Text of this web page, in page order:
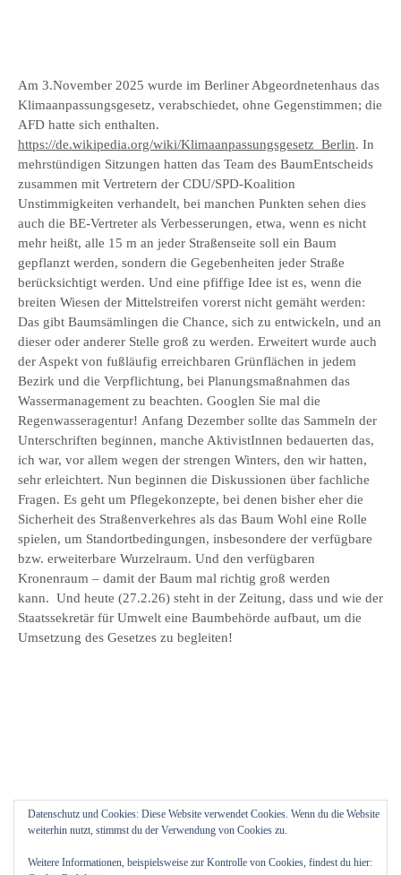
Am 3.November 2025 wurde im Berliner Abgeordnetenhaus das
Klimaanpassungsgesetz, verabschiedet, ohne Gegenstimmen; die
AFD hatte sich enthalten.
https://de.wikipedia.org/wiki/Klimaanpassungsgesetz_Berlin. In
mehrstündigen Sitzungen hatten das Team des BaumEntscheids
zusammen mit Vertretern der CDU/SPD-Koalition
Unstimmigkeiten verhandelt, bei manchen Punkten sehen dies
auch die BE-Vertreter als Verbesserungen, etwa, wenn es nicht
mehr heißt, alle 15 m an jeder Straßenseite soll ein Baum
gepflanzt werden, sondern die Gegebenheiten jeder Straße
berücksichtigt werden. Und eine pfiffige Idee ist es, wenn die
breiten Wiesen der Mittelstreifen vorerst nicht gemäht werden:
Das gibt Baumsämlingen die Chance, sich zu entwickeln, und an
dieser oder anderer Stelle groß zu werden. Erweitert wurde auch
der Aspekt von fußläufig erreichbaren Grünflächen in jedem
Bezirk und die Verpflichtung, bei Planungsmaßnahmen das
Wassermanagement zu beachten. Googlen Sie mal die
Regenwasseragentur! Anfang Dezember sollte das Sammeln der
Unterschriften beginnen, manche AktivistInnen bedauerten das,
ich war, vor allem wegen der strengen Winters, den wir hatten,
sehr erleichtert. Nun beginnen die Diskussionen über fachliche
Fragen. Es geht um Pflegekonzepte, bei denen bisher eher die
Sicherheit des Straßenverkehres als das Baum Wohl eine Rolle
spielen, um Standortbedingungen, insbesondere der verfügbare
bzw. erweiterbare Wurzelraum. Und den verfügbaren
Kronenraum – damit der Baum mal richtig groß werden
kann. Und heute (27.2.26) steht in der Zeitung, dass und wie der
Staatssekretär für Umwelt eine Baumbehörde aufbaut, um die
Umsetzung des Gesetzes zu begleiten!
Datenschutz und Cookies: Diese Website verwendet Cookies. Wenn du die Website
weiterhin nutzt, stimmst du der Verwendung von Cookies zu.
Weitere Informationen, beispielsweise zur Kontrolle von Cookies, findest du hier: